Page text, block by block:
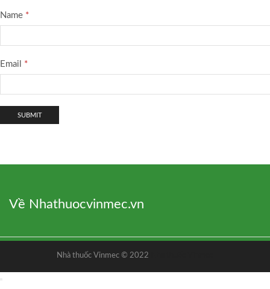
Name *
Email *
Về Nhathuocvinmec.vn
Nhà thuốc Vinmec © 2022